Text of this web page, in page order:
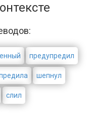
предупредил
шепнул
слил